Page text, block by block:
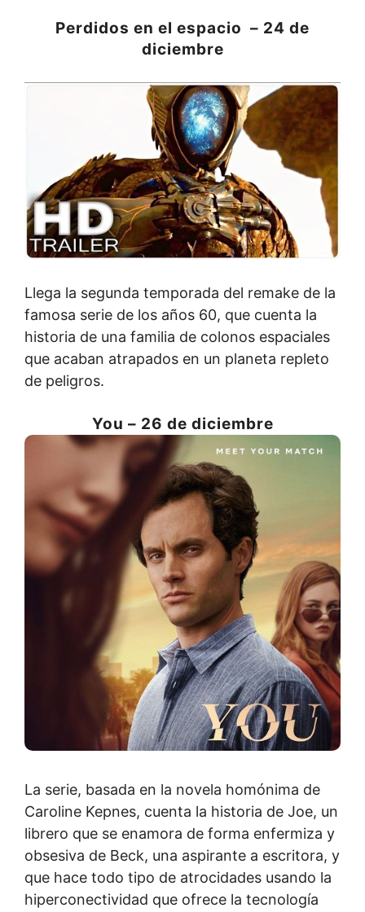
Perdidos en el espacio – 24 de
diciembre
Llega la segunda temporada del remake de la
famosa serie de los años 60, que cuenta la
historia de una familia de colonos espaciales
que acaban atrapados en un planeta repleto
de peligros.
You – 26 de diciembre
La serie, basada en la novela homónima de
Caroline Kepnes, cuenta la historia de Joe, un
librero que se enamora de forma enfermiza y
obsesiva de Beck, una aspirante a escritora, y
que hace todo tipo de atrocidades usando la
hiperconectividad que ofrece la tecnología